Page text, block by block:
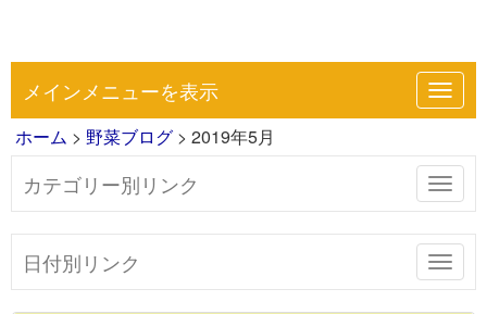
メインメニューを表示
ホーム > 野菜ブログ > 2019年5月
カテゴリー別リンク
日付別リンク